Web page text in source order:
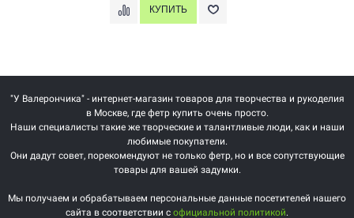
"У Валерончика" - интернет-магазин товаров для творчества и рукоделия
в Москве, где фетр купить очень просто.
Наши специалисты такие же творческие и талантливые люди, как и наши
любимые покупатели.
Они дадут совет, порекомендуют не только фетр, но и все сопутствующие
товары для вашей задумки.
Мы получаем и обрабатываем персональные данные посетителей нашего
сайта в соответствии с официальной политикой.